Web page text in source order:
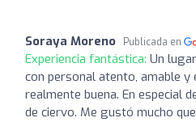
Soraya Moreno Publicada en
Experiencia fantástica: Un
con personal atento, amable y
realmente buena. En especial
de ciervo. Me gustó mucho